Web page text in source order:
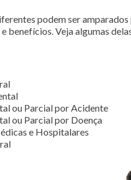
podem ser amparados
benefícios. Veja algumas
ou Parcial por Acidente
ou Parcial por Doença
e Hospitalares